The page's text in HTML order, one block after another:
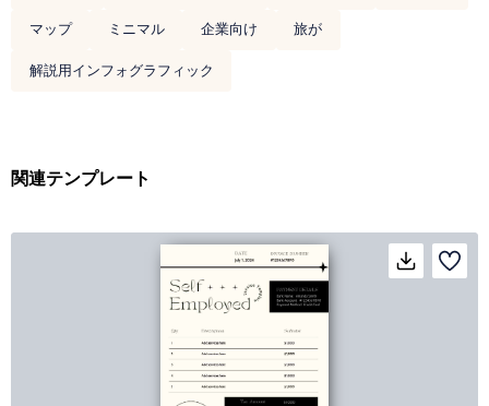
マップ
ミニマル 企業向け
旅が
解説用インフォグラフィック
関連テンプレート